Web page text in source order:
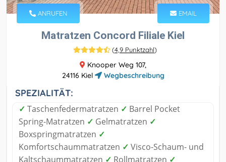
ANRUFEN EMAIL
Matratzen Concord Filiale Kiel
(4,9 Punktzahl)
Knooper Weg 107,
24116 Kiel
Wegbeschreibung
SPEZIALITÄT:
✓ Taschenfedermatratzen ✓ Barrel Pocket
Spring-Matratzen ✓ Gelmatratzen ✓
Boxspringmatratzen ✓
Komfortschaummatratzen ✓ Visco-Schaum- und
Kaltschaummatratzen ✓ Rollmatratzen ✓